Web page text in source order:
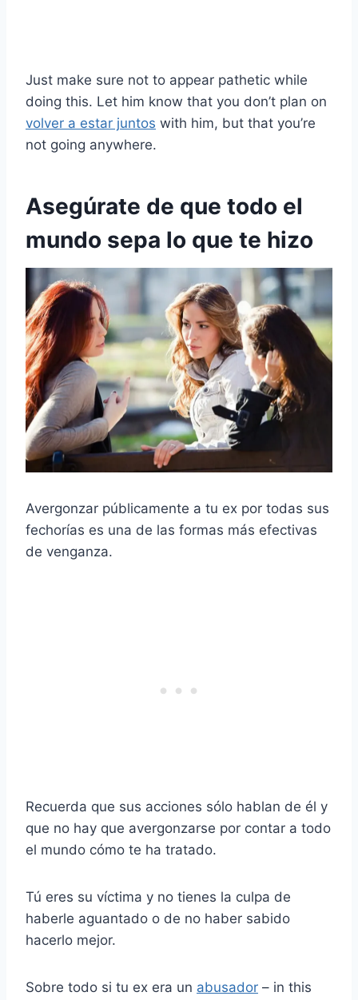
Just make sure not to appear pathetic while
doing this. Let him know that you don’t plan on
volver a estar juntos with him, but that you’re
not going anywhere.
Asegúrate de que todo el
mundo sepa lo que te hizo
Avergonzar públicamente a tu ex por todas sus
fechorías es una de las formas más efectivas
de venganza.
Recuerda que sus acciones sólo hablan de él y
que no hay que avergonzarse por contar a todo
el mundo cómo te ha tratado.
Tú eres su víctima y no tienes la culpa de
haberle aguantado o de no haber sabido
hacerlo mejor.
Sobre todo si tu ex era un abusador – in this